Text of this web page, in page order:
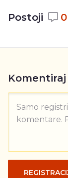
Postoji 0
Samo
komentare.